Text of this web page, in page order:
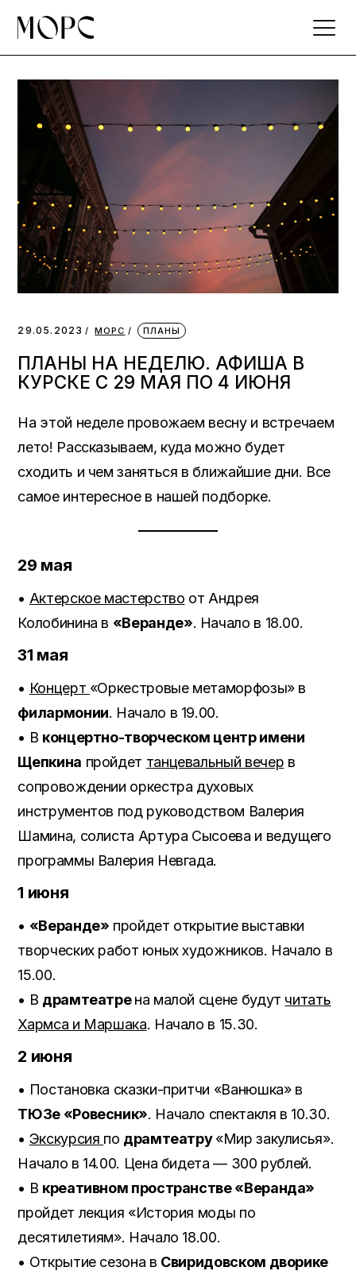
the
29.05.2023 МОРС ПЛАНЫ
ПЛАНЫ НА НЕДЕЛЮ. АФИША В
КУРСКЕ С 29 МАЯ ПО 4 ИЮНЯ
На этой неделе провожаем весну и встречаем
лето! Рассказываем, куда можно будет
сходить и чем заняться в ближайшие дни. Все
самое интересное в нашей подборке.
29 мая
• Актерское мастерство от Андрея
Колобинина в «Веранде». Начало в 18.00.
31 мая
• Концерт «Оркестровые метаморфозы» в
филармонии. Начало в 19.00.
• В концертно-творческом центр имени
Щепкина пройдет танцевальный вечер в
сопровождении оркестра духовых
инструментов под руководством Валерия
Шамина, солиста Артура Сысоева и ведущего
программы Валерия Невгада.
1 июня
• «Веранде» пройдет открытие выставки
творческих работ юных художников. Начало в
15.00.
• В драмтеатрена малой сцене будут читать
Хармса и Маршака. Начало в 15.30.
2 июня
• Постановка сказки-притчи «Ванюшка» в
ТЮЗе «Ровесник». Начало спектакля в 10.30.
• Экскурсия по драмтеатру«Мир закулисья».
Начало в 14.00. Цена бидета — 300 рублей.
• В креативном пространстве «Веранда»
пройдет лекция «История моды по
десятилетиям». Начало 18.00.
• Открытие сезона в Свиридовском дворике